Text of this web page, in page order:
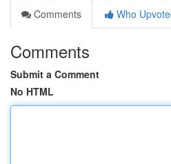
Comments
Who
Comments
Submit a Comment
No HTML